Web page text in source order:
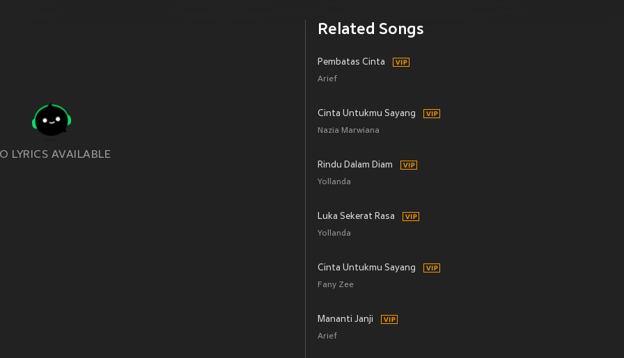
LYRICS AVAILABLE
Related Songs
Pembatas Cinta
Arief
Cinta Untukmu Sayang
Nazia Marwiana
Rindu Dalam Diam
Yollanda
Luka Sekerat Rasa
Yollanda
Cinta Untukmu Sayang
Fany Zee
Mananti Janji
Arief